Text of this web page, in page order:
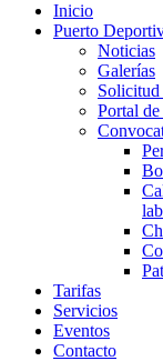
Inicio
Puerto
Noticias
Galerías
Solicitud
Portal de
Tarifas
Servicios
Eventos
Contacto